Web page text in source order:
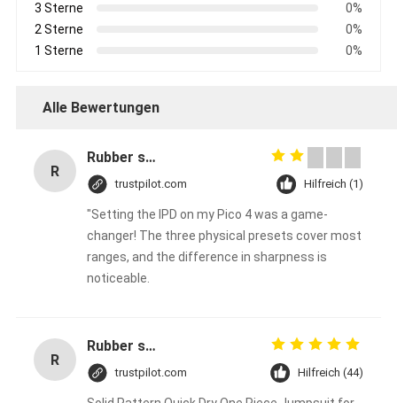
3 Sterne
0%
2 Sterne
0%
1 Sterne
0%
Alle Bewertungen
R
Rubber solid forklift tires For material handling forklift
trustpilot.com Hilfreich (1)
"Setting the IPD on my Pico 4 was a game-
changer! The three physical presets cover most
ranges, and the difference in sharpness is
noticeable.
R
Rubber solid forklift tires For material handling forklift
trustpilot.com Hilfreich (44)